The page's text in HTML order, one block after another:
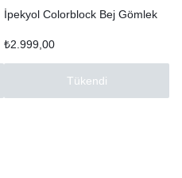
İpekyol Colorblock Bej Gömlek
₺2.999,00
Tükendi